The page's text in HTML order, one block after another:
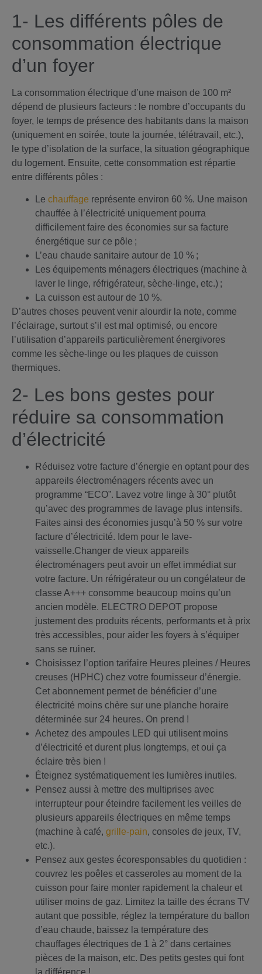
1- Les différents pôles de
consommation électrique
d’un foyer
La consommation électrique d’une maison de 100 m²
dépend de plusieurs facteurs : le nombre d’occupants du
foyer, le temps de présence des habitants dans la maison
(uniquement en soirée, toute la journée, télétravail, etc.),
le type d’isolation de la surface, la situation géographique
du logement. Ensuite, cette consommation est répartie
entre différents pôles :
Le chauffage représente environ 60 %. Une maison
chauffée à l’électricité uniquement pourra
difficilement faire des économies sur sa facture
énergétique sur ce pôle ;
L’eau chaude sanitaire autour de 10 % ;
Les équipements ménagers électriques (machine à
laver le linge, réfrigérateur, sèche-linge, etc.) ;
La cuisson est autour de 10 %.
D’autres choses peuvent venir alourdir la note, comme
l’éclairage, surtout s’il est mal optimisé, ou encore
l’utilisation d’appareils particulièrement énergivores
comme les sèche-linge ou les plaques de cuisson
thermiques.
2- Les bons gestes pour
réduire sa consommation
d’électricité
Réduisez votre facture d’énergie en optant pour des
appareils électroménagers récents avec un
programme “ECO”. Lavez votre linge à 30° plutôt
qu’avec des programmes de lavage plus intensifs.
Faites ainsi des économies jusqu’à 50 % sur votre
facture d’électricité. Idem pour le lave-
vaisselle.Changer de vieux appareils
électroménagers peut avoir un effet immédiat sur
votre facture. Un réfrigérateur ou un congélateur de
classe A+++ consomme beaucoup moins qu’un
ancien modèle. ELECTRO DEPOT propose
justement des produits récents, performants et à prix
très accessibles, pour aider les foyers à s’équiper
sans se ruiner.
Choisissez l’option tarifaire Heures pleines / Heures
creuses (HPHC) chez votre fournisseur d’énergie.
Cet abonnement permet de bénéficier d’une
électricité moins chère sur une planche horaire
déterminée sur 24 heures. On prend !
Achetez des ampoules LED qui utilisent moins
d’électricité et durent plus longtemps, et oui ça
éclaire très bien !
Éteignez systématiquement les lumières inutiles.
Pensez aussi à mettre des multiprises avec
interrupteur pour éteindre facilement les veilles de
plusieurs appareils électriques en même temps
(machine à café, grille-pain, consoles de jeux, TV,
etc.).
Pensez aux gestes écoresponsables du quotidien :
couvrez les poêles et casseroles au moment de la
cuisson pour faire monter rapidement la chaleur et
utiliser moins de gaz. Limitez la taille des écrans TV
autant que possible, réglez la température du ballon
d’eau chaude, baissez la température des
chauffages électriques de 1 à 2° dans certaines
pièces de la maison, etc. Des petits gestes qui font
la différence !